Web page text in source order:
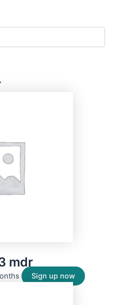
mdr
Sign up now